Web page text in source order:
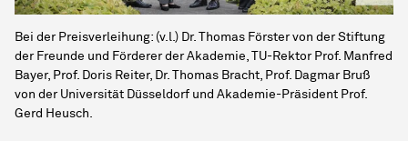
Bei der Preisverleihung: (v.l.) Dr. Thomas Förster von der Stiftung
der Freunde und Förderer der Akademie, TU-Rektor Prof. Manfred
Bayer, Prof. Doris Reiter, Dr. Thomas Bracht, Prof. Dagmar Bruß
von der Universität Düsseldorf und Akademie-Präsident Prof.
Gerd Heusch.